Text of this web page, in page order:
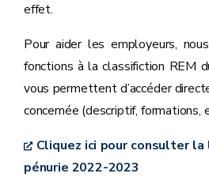
effet.
Pour aider les employeurs,
fonctions à la classifiction REM
vous permettent d’accéder
concernée (descriptif, formations,
Cliquez ici pour consulter
pénurie 2022-2023